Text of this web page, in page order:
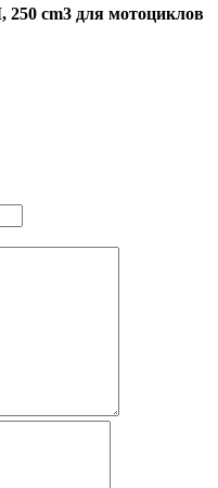
250 cm3 для мотоциклов